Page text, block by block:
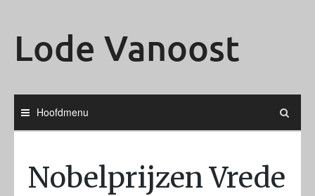
Lode Vanoost
Hoofdmenu
Nobelprijzen Vrede